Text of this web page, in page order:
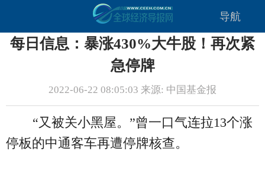
导航
每日信息：暴涨430%大牛股！再次紧
急停牌
2022-06-22 08:05:03 来源: 中国基金报
“又被关小黑屋。”曾一口气连拉13个涨
停板的中通客车再遭停牌核查。